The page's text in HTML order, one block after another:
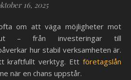
16, 2025
– från investeringar till
hur stabil verksamheten är.
kraftfullt verktyg. Ett företagslån
när en chans uppstår.